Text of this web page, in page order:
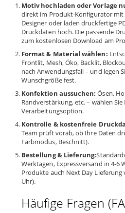
Motiv hochladen oder Vorlage
direkt im Produkt-Konfigurator mit
Designer oder laden druckfertige
Druckdaten hoch. Die passende
zum kostenlosen Download am
Format & Material wählen:
Frontlit, Mesh, Öko, Backlit,
nach Anwendungsfall – und legen
Wunschgröße fest.
Konfektion aussuchen: Ösen,
Randverstärkung, etc. – wählen
Verarbeitungsoption.
Kontrolle & kostenfreie
Team prüft vorab, ob Ihre Daten
Farbmodus, Beschnitt).
Bestellung & Lieferung:
Werktagen, Expressversand in 4-6
Produkte auch Next Day Lieferung
Uhr).
Häufige Fragen